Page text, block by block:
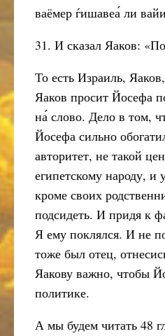
ваёмер ѓишавеа́ ли
31. И сказал Яаков:
То есть Израиль,
Яаков просит Йосефа
на́ слово. Дело в том,
Йосефа сильно
авторитет, не такой
египетскому народу, и
кроме своих
подсидеть. И придя к
Я ему поклялся. И не
тоже был отец,
Яакову важно, чтобы
политике.
А мы будем читать 48